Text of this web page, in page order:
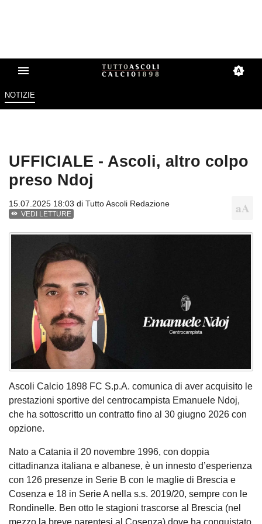
NOTIZIE
UFFICIALE - Ascoli, altro colpo
preso Ndoj
15.07.2025 18:03 di Tutto Ascoli Redazione
VEDI LETTURE
Ascoli Calcio 1898 FC S.p.A. comunica di aver acquisito le
prestazioni sportive del centrocampista Emanuele Ndoj,
che ha sottoscritto un contratto fino al 30 giugno 2026 con
opzione.
Nato a Catania il 20 novembre 1996, con doppia
cittadinanza italiana e albanese, è un innesto d’esperienza
con 126 presenze in Serie B con le maglie di Brescia e
Cosenza e 18 in Serie A nella s.s. 2019/20, sempre con le
Rondinelle. Ben otto le stagioni trascorse al Brescia (nel